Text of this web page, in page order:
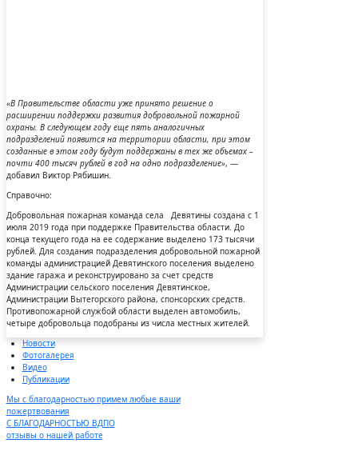
«В Правительстве области уже принято решение о
расширении поддержки развития добровольной пожарной
охраны. В следующем году еще пять аналогичных
подразделений появится на территории области, при этом
созданные в этом году будут поддержаны в тех же объемах –
почти 400 тысяч рублей в год на одно подразделение», —
добавил Виктор Рябишин.
Справочно:
Добровольная пожарная команда села Девятины создана с 1
июля 2019 года при поддержке Правительства области. До
конца текущего года на ее содержание выделено 173 тысячи
рублей. Для создания подразделения добровольной пожарной
команды администрацией Девятинского поселения выделено
здание гаража и реконструировано за счет средств
Администрации сельского поселения Девятинское,
Администрации Вытегорского района, спонсорских средств.
Противопожарной службой области выделен автомобиль,
четыре добровольца подобраны из числа местных жителей.
Новости
Фотогалерея
Видео
Публикации
Мы с благодарностью примем любые ваши
пожертвования
С БЛАГОДАРНОСТЬЮ ВДПО
отзывы о нашей работе